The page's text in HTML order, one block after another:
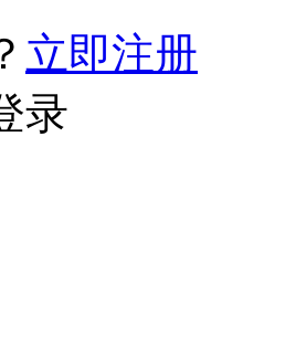
立即注册
录